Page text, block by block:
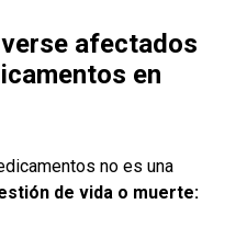
afectados
en
no es una
de vida o muerte: